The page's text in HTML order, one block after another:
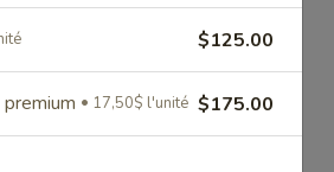
$125.00
17,50$ l'unité $175.00